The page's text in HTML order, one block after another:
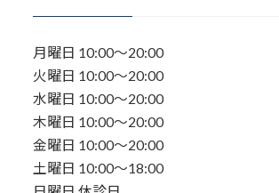
月曜日 10:00〜20:00
火曜日 10:00〜20:00
水曜日 10:00〜20:00
木曜日 10:00〜20:00
金曜日 10:00〜20:00
土曜日 10:00〜18:00